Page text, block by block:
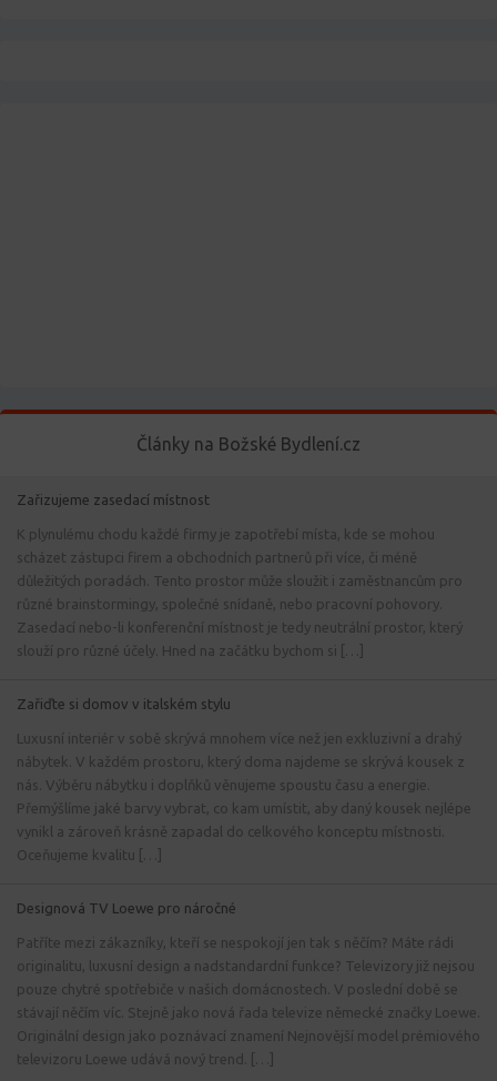
Články na Božské Bydlení.cz
Zařizujeme zasedací místnost
K plynulému chodu každé firmy je zapotřebí místa, kde se mohou
scházet zástupci firem a obchodních partnerů při více, či méně
důležitých poradách. Tento prostor může sloužit i zaměstnancům pro
různé brainstormingy, společné snídaně, nebo pracovní pohovory.
Zasedací nebo-li konferenční místnost je tedy neutrální prostor, který
slouží pro různé účely. Hned na začátku bychom si […]
Zařiďte si domov v italském stylu
Luxusní interiér v sobě skrývá mnohem více než jen exkluzivní a drahý
nábytek. V každém prostoru, který doma najdeme se skrývá kousek z
nás. Výběru nábytku i doplňků věnujeme spoustu času a energie.
Přemýšlíme jaké barvy vybrat, co kam umístit, aby daný kousek nejlépe
vynikl a zároveň krásně zapadal do celkového konceptu místnosti.
Oceňujeme kvalitu […]
Designová TV Loewe pro náročné
Patříte mezi zákazníky, kteří se nespokojí jen tak s něčím? Máte rádi
originalitu, luxusní design a nadstandardní funkce? Televizory již nejsou
pouze chytré spotřebiče v našich domácnostech. V poslední době se
stávají něčím víc. Stejně jako nová řada televize německé značky Loewe.
Originální design jako poznávací znamení Nejnovější model prémiového
televizoru Loewe udává nový trend. […]